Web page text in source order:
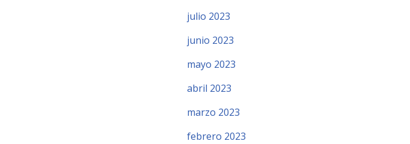
julio 2023
junio 2023
mayo 2023
abril 2023
marzo 2023
febrero 2023